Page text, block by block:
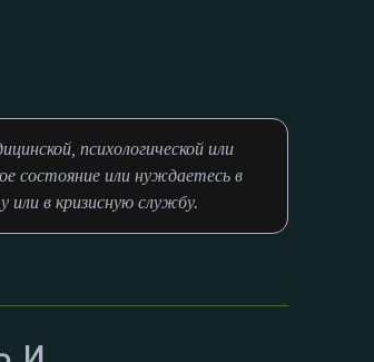
психологической или
состояние или нуждаетесь в
или в кризисную службу.